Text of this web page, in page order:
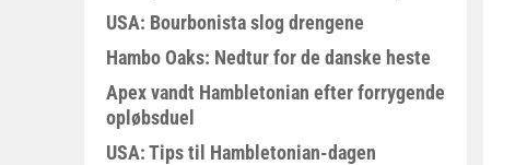
USA: Bourbonista slog drengene
Hambo Oaks: Nedtur for de danske heste
Apex vandt Hambletonian efter forrygende
opløbsduel
USA: Tips til Hambletonian-dagen